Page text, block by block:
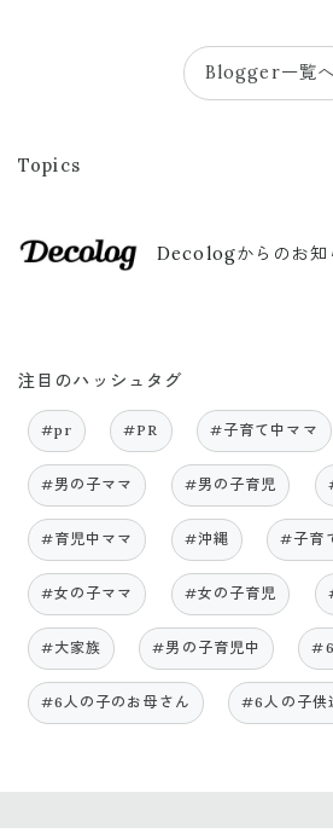
Blogger一覧へ
Topics
Decologからのお知
注目のハッシュタグ
#pr #PR #子育て中ママ
#男の子ママ #男の子育児
#育児中ママ #沖縄 #子育
#女の子ママ #女の子育児
#大家族 #男の子育児中
#6人の子のお母さん #6人の子供